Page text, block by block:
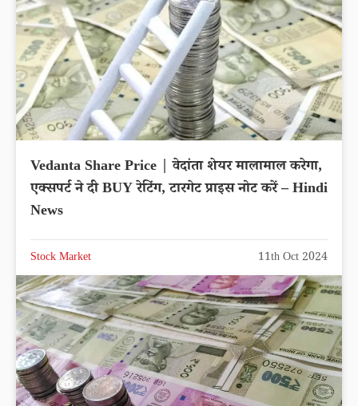
Vedanta Share Price | वेदांता शेयर मालामाल करेगा,
एक्सपर्ट ने दी BUY रेटिंग, टारगेट प्राइस नोट करें – Hindi
News
Stock Market 11th Oct 2024